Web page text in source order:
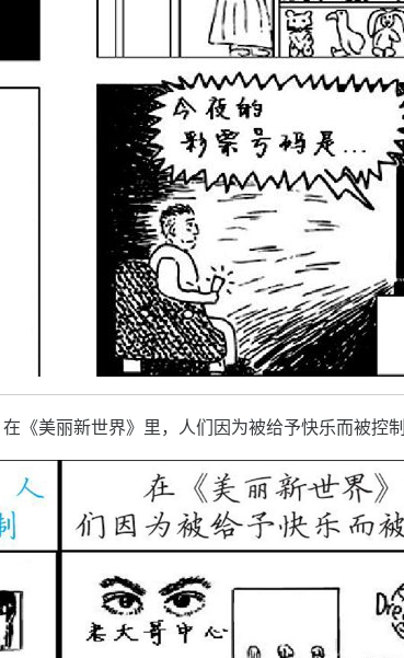
《美丽新世界》里，人们因为被给予快乐而被控